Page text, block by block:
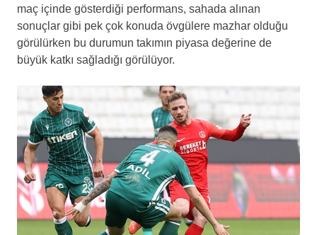
maç içinde gösterdiği performans, sahada alınan
sonuçlar gibi pek çok konuda övgülere mazhar olduğu
görülürken bu durumun takımın piyasa değerine de
büyük katkı sağladığı görülüyor.